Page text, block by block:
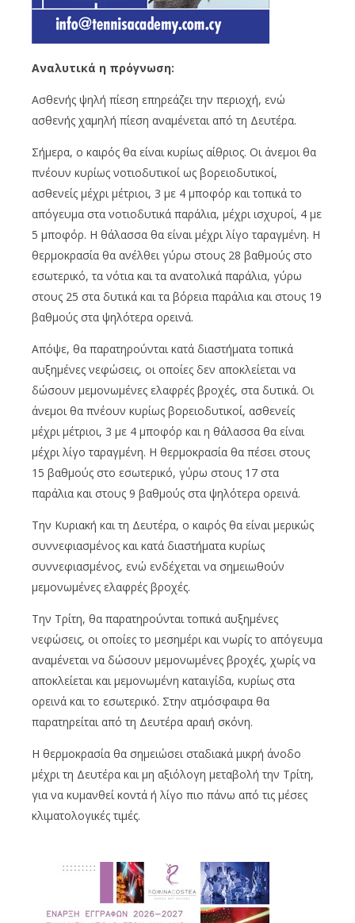
Αναλυτικά η πρόγνωση:
Ασθενής ψηλή πίεση επηρεάζει την περιοχή, ενώ
ασθενής χαμηλή πίεση αναμένεται από τη Δευτέρα.
Σήμερα, ο καιρός θα είναι κυρίως αίθριος. Οι άνεμοι θα
πνέουν κυρίως νοτιοδυτικοί ως βορειοδυτικοί,
ασθενείς μέχρι μέτριοι, 3 με 4 μποφόρ και τοπικά το
απόγευμα στα νοτιοδυτικά παράλια, μέχρι ισχυροί, 4 με
5 μποφόρ. Η θάλασσα θα είναι μέχρι λίγο ταραγμένη. Η
θερμοκρασία θα ανέλθει γύρω στους 28 βαθμούς στο
εσωτερικό, τα νότια και τα ανατολικά παράλια, γύρω
στους 25 στα δυτικά και τα βόρεια παράλια και στους 19
βαθμούς στα ψηλότερα ορεινά.
Απόψε, θα παρατηρούνται κατά διαστήματα τοπικά
αυξημένες νεφώσεις, οι οποίες δεν αποκλείεται να
δώσουν μεμονωμένες ελαφρές βροχές, στα δυτικά. Οι
άνεμοι θα πνέουν κυρίως βορειοδυτικοί, ασθενείς
μέχρι μέτριοι, 3 με 4 μποφόρ και η θάλασσα θα είναι
μέχρι λίγο ταραγμένη. Η θερμοκρασία θα πέσει στους
15 βαθμούς στο εσωτερικό, γύρω στους 17 στα
παράλια και στους 9 βαθμούς στα ψηλότερα ορεινά.
Την Κυριακή και τη Δευτέρα, ο καιρός θα είναι μερικώς
συννεφιασμένος και κατά διαστήματα κυρίως
συννεφιασμένος, ενώ ενδέχεται να σημειωθούν
μεμονωμένες ελαφρές βροχές.
Την Τρίτη, θα παρατηρούνται τοπικά αυξημένες
νεφώσεις, οι οποίες το μεσημέρι και νωρίς το απόγευμα
αναμένεται να δώσουν μεμονωμένες βροχές, χωρίς να
αποκλείεται και μεμονωμένη καταιγίδα, κυρίως στα
ορεινά και το εσωτερικό. Στην ατμόσφαιρα θα
παρατηρείται από τη Δευτέρα αραιή σκόνη.
Η θερμοκρασία θα σημειώσει σταδιακά μικρή άνοδο
μέχρι τη Δευτέρα και μη αξιόλογη μεταβολή την Τρίτη,
για να κυμανθεί κοντά ή λίγο πιο πάνω από τις μέσες
κλιματολογικές τιμές.